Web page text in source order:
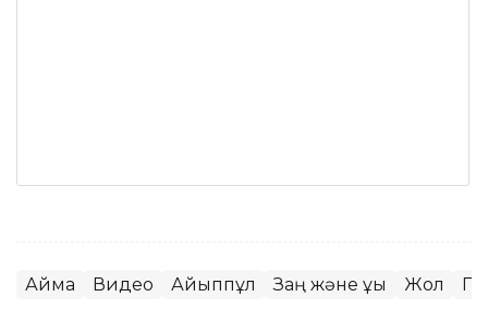
Аймақ Видео Айыппұл Заң және құқық Жол